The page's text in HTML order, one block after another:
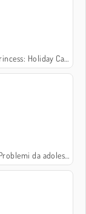
Holiday Castle
da adolescente